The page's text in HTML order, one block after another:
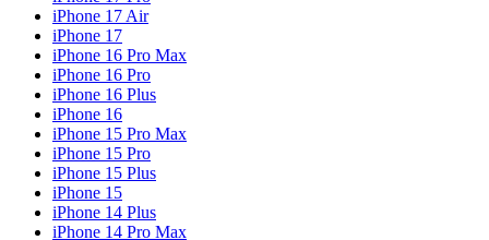
iPhone 17 Air
iPhone 17
iPhone 16 Pro Max
iPhone 16 Pro
iPhone 16 Plus
iPhone 16
iPhone 15 Pro Max
iPhone 15 Pro
iPhone 15 Plus
iPhone 15
iPhone 14 Plus
iPhone 14 Pro Max